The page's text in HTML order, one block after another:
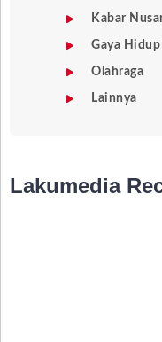
Kabar
Gaya
Olahraga
Lainnya
Lakumedia